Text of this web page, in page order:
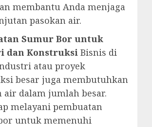
membantu Anda menjaga
pasokan air.
Sumur Bor untuk
dan Konstruksi Bisnis di
atau proyek
besar juga membutuhkan
air dalam jumlah besar.
melayani pembuatan
untuk memenuhi